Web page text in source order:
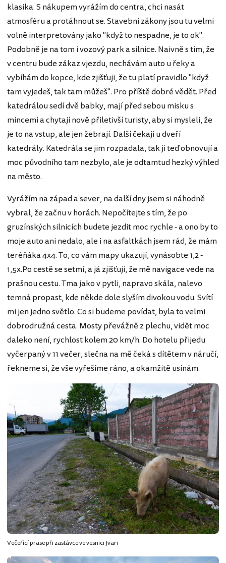
klasika. S nákupem vyrážím do centra, chci nasát
atmosféru a protáhnout se. Stavební zákony jsou tu velmi
volně interpretovány jako "když to nespadne, je to ok".
Podobně je na tom i vozový park a silnice. Naivně s tím, že
v centru bude zákaz vjezdu, nechávám auto u řeky a
vybíhám do kopce, kde zjišťuji, že tu platí pravidlo "když
tam vyjedeš, tak tam můžeš". Pro příště dobré vědět. Před
katedrálou sedí dvě babky, mají před sebou misku s
mincemi a chytají nově přiletivší turisty, aby si mysleli, že
je to na vstup, ale jen žebrají. Další čekají u dveří
katedrály. Katedrála se jim rozpadala, tak ji teď obnovují a
moc původního tam nezbylo, ale je odtamtud hezký výhled
na město.
Vyrážím na západ a sever, na další dny jsem si náhodně
vybral, že začnu v horách. Nepočítejte s tím, že po
gruzínských silnicích budete jezdit moc rychle - a ono by to
moje auto ani nedalo, ale i na asfaltkách jsem rád, že mám
teréňáka 4x4. To, co vám mapy ukazují, vynásobte 1,2 -
1,5x.Po cestě se setmí, a já zjišťuji, že mě navigace vede na
prašnou cestu. Tma jako v pytli, napravo skála, nalevo
temná propast, kde někde dole slyším divokou vodu. Svítí
mi jen jedno světlo. Co si budeme povídat, byla to velmi
dobrodružná cesta. Mosty převážně z plechu, vidět moc
daleko není, rychlost kolem 20 km/h. Do hotelu přijedu
vyčerpaný v 11 večer, slečna na mě čeká s dítětem v náručí,
řekneme si, že vše vyřešíme ráno, a okamžitě usínám.
Večeřící prase při zastávce ve vesnici Jvari